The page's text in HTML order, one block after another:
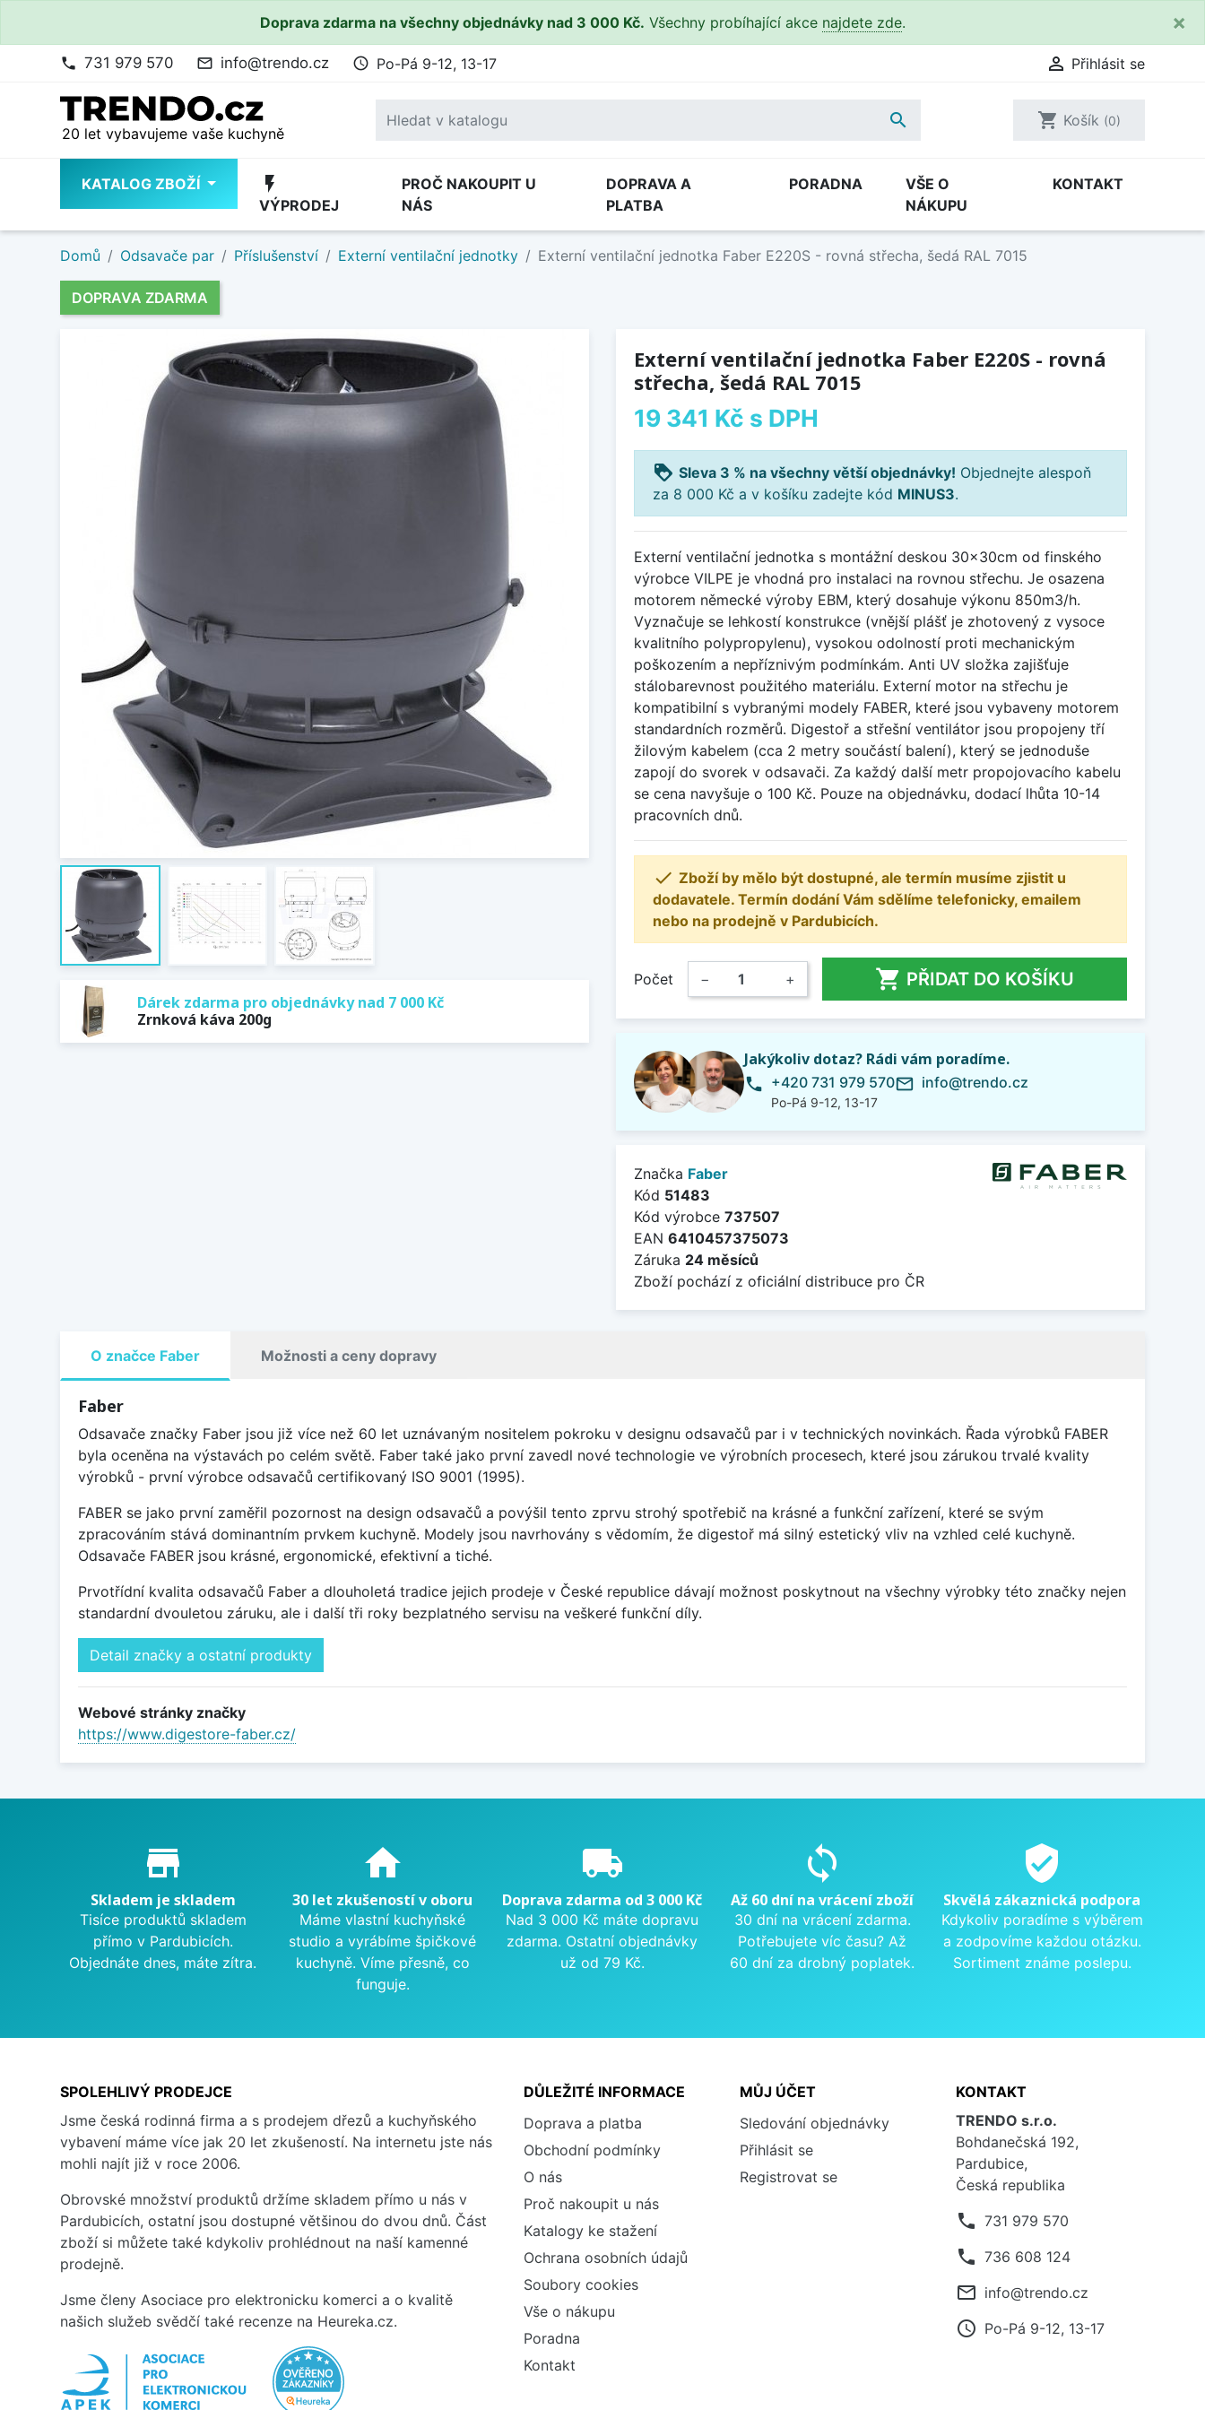
Doprava zdarma na všechny objednávky nad 3 000 Kč. Všechny probíhající akce najdete zde. ×
phone 731 979 570 mail_outline info@trendo.cz access_time Po-Pá 9-12, 13-17  Přihlásit se
20 let vybavujeme vaše kuchyně
 shopping_cart Košík (0)
KATALOG ZBOŽÍ flash_on
VÝPRODEJ
PROČ NAKOUPIT U
NÁS
DOPRAVA A
PLATBA
PORADNA
VŠE O
NÁKUPU
KONTAKT
Domů Odsavače par Příslušenství Externí ventilační jednotky Externí ventilační jednotka Faber E220S - rovná střecha, šedá RAL 7015
DOPRAVA ZDARMA
Dárek zdarma pro objednávky nad 7 000 Kč
Zrnková káva 200g
Externí ventilační jednotka Faber E220S - rovná
střecha, šedá RAL 7015
19 341 Kč s DPH
loyalty Sleva 3 % na všechny větší objednávky! Objednejte alespoň
za 8 000 Kč a v košíku zadejte kód MINUS3.
Externí ventilační jednotka s montážní deskou 30x30cm od finského
výrobce VILPE je vhodná pro instalaci na rovnou střechu. Je osazena
motorem německé výroby EBM, který dosahuje výkonu 850m3/h.
Vyznačuje se lehkostí konstrukce (vnější plášť je zhotovený z vysoce
kvalitního polypropylenu), vysokou odolností proti mechanickým
poškozením a nepříznivým podmínkám. Anti UV složka zajišťuje
stálobarevnost použitého materiálu. Externí motor na střechu je
kompatibilní s vybranými modely FABER, které jsou vybaveny motorem
standardních rozměrů. Digestoř a střešní ventilátor jsou propojeny tří
žilovým kabelem (cca 2 metry součástí balení), který se jednoduše
zapojí do svorek v odsavači. Za každý další metr propojovacího kabelu
se cena navyšuje o 100 Kč. Pouze na objednávku, dodací lhůta 10-14
pracovních dnů.
 Zboží by mělo být dostupné, ale termín musíme zjistit u
dodavatele. Termín dodání Vám sdělíme telefonicky, emailem
nebo na prodejně v Pardubicích.
Počet − +  PŘIDAT DO KOŠÍKU
Jakýkoliv dotaz? Rádi vám poradíme.
phone +420 731 979 570
Po-Pá 9-12, 13-17
mail_outline info@trendo.cz
Značka Faber
Kód 51483
Kód výrobce 737507
EAN 6410457375073
Záruka 24 měsíců
Zboží pochází z oficiální distribuce pro ČR
O značce Faber Možnosti a ceny dopravy
Faber
Odsavače značky Faber jsou již více než 60 let uznávaným nositelem pokroku v designu odsavačů par i v technických novinkách. Řada výrobků FABER
byla oceněna na výstavách po celém světě. Faber také jako první zavedl nové technologie ve výrobních procesech, které jsou zárukou trvalé kvality
výrobků - první výrobce odsavačů certifikovaný ISO 9001 (1995).
FABER se jako první zaměřil pozornost na design odsavačů a povýšil tento zprvu strohý spotřebič na krásné a funkční zařízení, které se svým
zpracováním stává dominantním prvkem kuchyně. Modely jsou navrhovány s vědomím, že digestoř má silný estetický vliv na vzhled celé kuchyně.
Odsavače FABER jsou krásné, ergonomické, efektivní a tiché.
Prvotřídní kvalita odsavačů Faber a dlouholetá tradice jejich prodeje v České republice dávají možnost poskytnout na všechny výrobky této značky nejen
standardní dvouletou záruku, ale i další tři roky bezplatného servisu na veškeré funkční díly.
Detail značky a ostatní produkty
Webové stránky značky
https://www.digestore-faber.cz/
Proč nakupovat u nás?
store_mall_directory
Skladem je skladem
Tisíce produktů skladem
přímo v Pardubicích.
Objednáte dnes, máte zítra.
home
30 let zkušeností v oboru
Máme vlastní kuchyňské
studio a vyrábíme špičkové
kuchyně. Víme přesně, co
funguje.
local_shipping
Doprava zdarma od 3 000 Kč
Nad 3 000 Kč máte dopravu
zdarma. Ostatní objednávky
už od 79 Kč.
sync
Až 60 dní na vrácení zboží
30 dní na vrácení zdarma.
Potřebujete víc času? Až
60 dní za drobný poplatek.
verified_user
Skvělá zákaznická podpora
Kdykoliv poradíme s výběrem
a zodpovíme každou otázku.
Sortiment známe poslepu.
SPOLEHLIVÝ PRODEJCE
Jsme česká rodinná firma a s prodejem dřezů a kuchyňského
vybavení máme více jak 20 let zkušeností. Na internetu jste nás
mohli najít již v roce 2006.
Obrovské množství produktů držíme skladem přímo u nás v
Pardubicích, ostatní jsou dostupné většinou do dvou dnů. Část
zboží si můžete také kdykoliv prohlédnout na naší kamenné
prodejně.
Jsme členy Asociace pro elektronicku komerci a o kvalitě
našich služeb svědčí také recenze na Heureka.cz.
DŮLEŽITÉ INFORMACE
Doprava a platba
Obchodní podmínky
O nás
Proč nakoupit u nás
Katalogy ke stažení
Ochrana osobních údajů
Soubory cookies
Vše o nákupu
Poradna
Kontakt
MŮJ ÚČET
Sledování objednávky
Přihlásit se
Registrovat se
KONTAKT
TRENDO s.r.o.
Bohdanečská 192,
Pardubice,
Česká republika
phone 731 979 570
phone 736 608 124
mail_outline info@trendo.cz
access_time Po-Pá 9-12, 13-17